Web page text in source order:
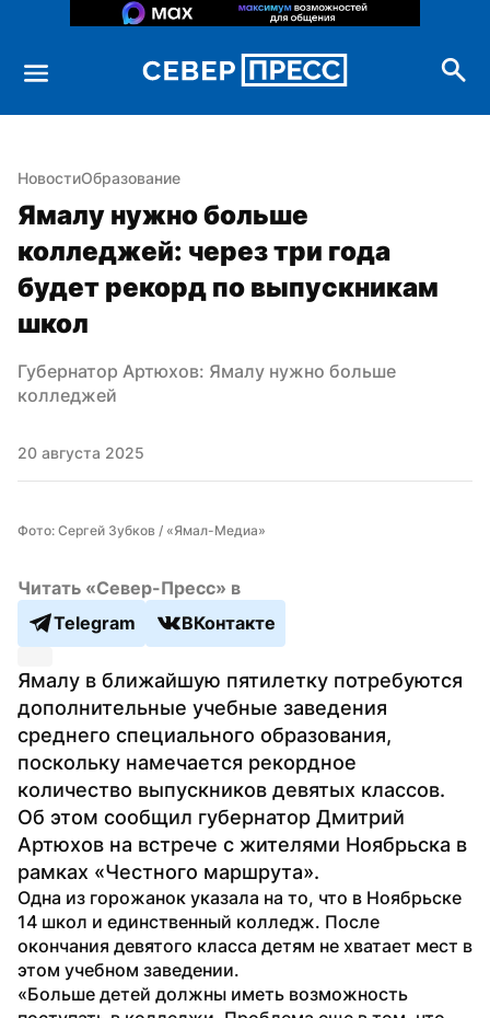
НовостиОбразование
Ямалу нужно больше
колледжей: через три года
будет рекорд по выпускникам
школ
Губернатор Артюхов: Ямалу нужно больше
колледжей
20 августа 2025
Фото: Сергей Зубков / «Ямал-Медиа»
Читать «Север-Пресс» в
Telegram
ВКонтакте
Ямалу в ближайшую пятилетку потребуются
дополнительные учебные заведения
среднего специального образования,
поскольку намечается рекордное
количество выпускников девятых классов.
Об этом сообщил губернатор Дмитрий
Артюхов на встрече с жителями Ноябрьска в
рамках «Честного маршрута».
Одна из горожанок указала на то, что в Ноябрьске
14 школ и единственный колледж. После
окончания девятого класса детям не хватает мест в
этом учебном заведении.
«Больше детей должны иметь возможность